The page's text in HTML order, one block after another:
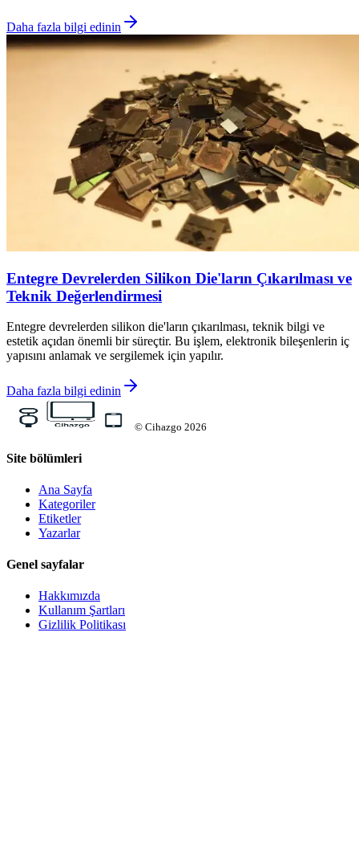
Daha fazla bilgi edinin
Entegre Devrelerden Silikon Die'ların Çıkarılması ve
Teknik Değerlendirmesi
Entegre devrelerden silikon die'ların çıkarılması, teknik bilgi ve
estetik açıdan önemli bir süreçtir. Bu işlem, elektronik bileşenlerin iç
yapısını anlamak ve sergilemek için yapılır.
Daha fazla bilgi edinin
© Cihazgo 2026
Site bölümleri
Ana Sayfa
Kategoriler
Etiketler
Yazarlar
Genel sayfalar
Hakkımızda
Kullanım Şartları
Gizlilik Politikası